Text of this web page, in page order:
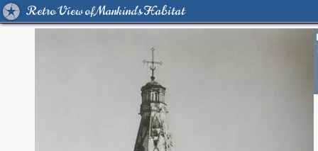
Retro View of Mankind's Habitat